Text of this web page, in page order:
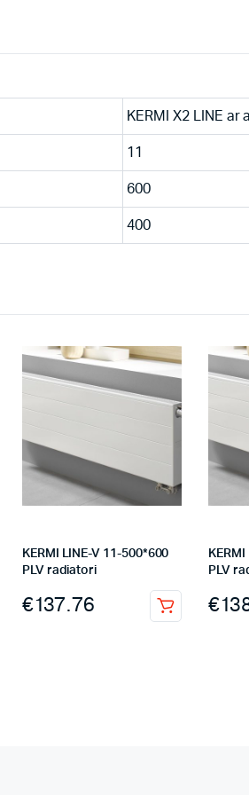
KERMI X2 LINE
11
600
400
KERMI LINE-V 11-500*600
PLV radiatori
€137.76
PLV
€